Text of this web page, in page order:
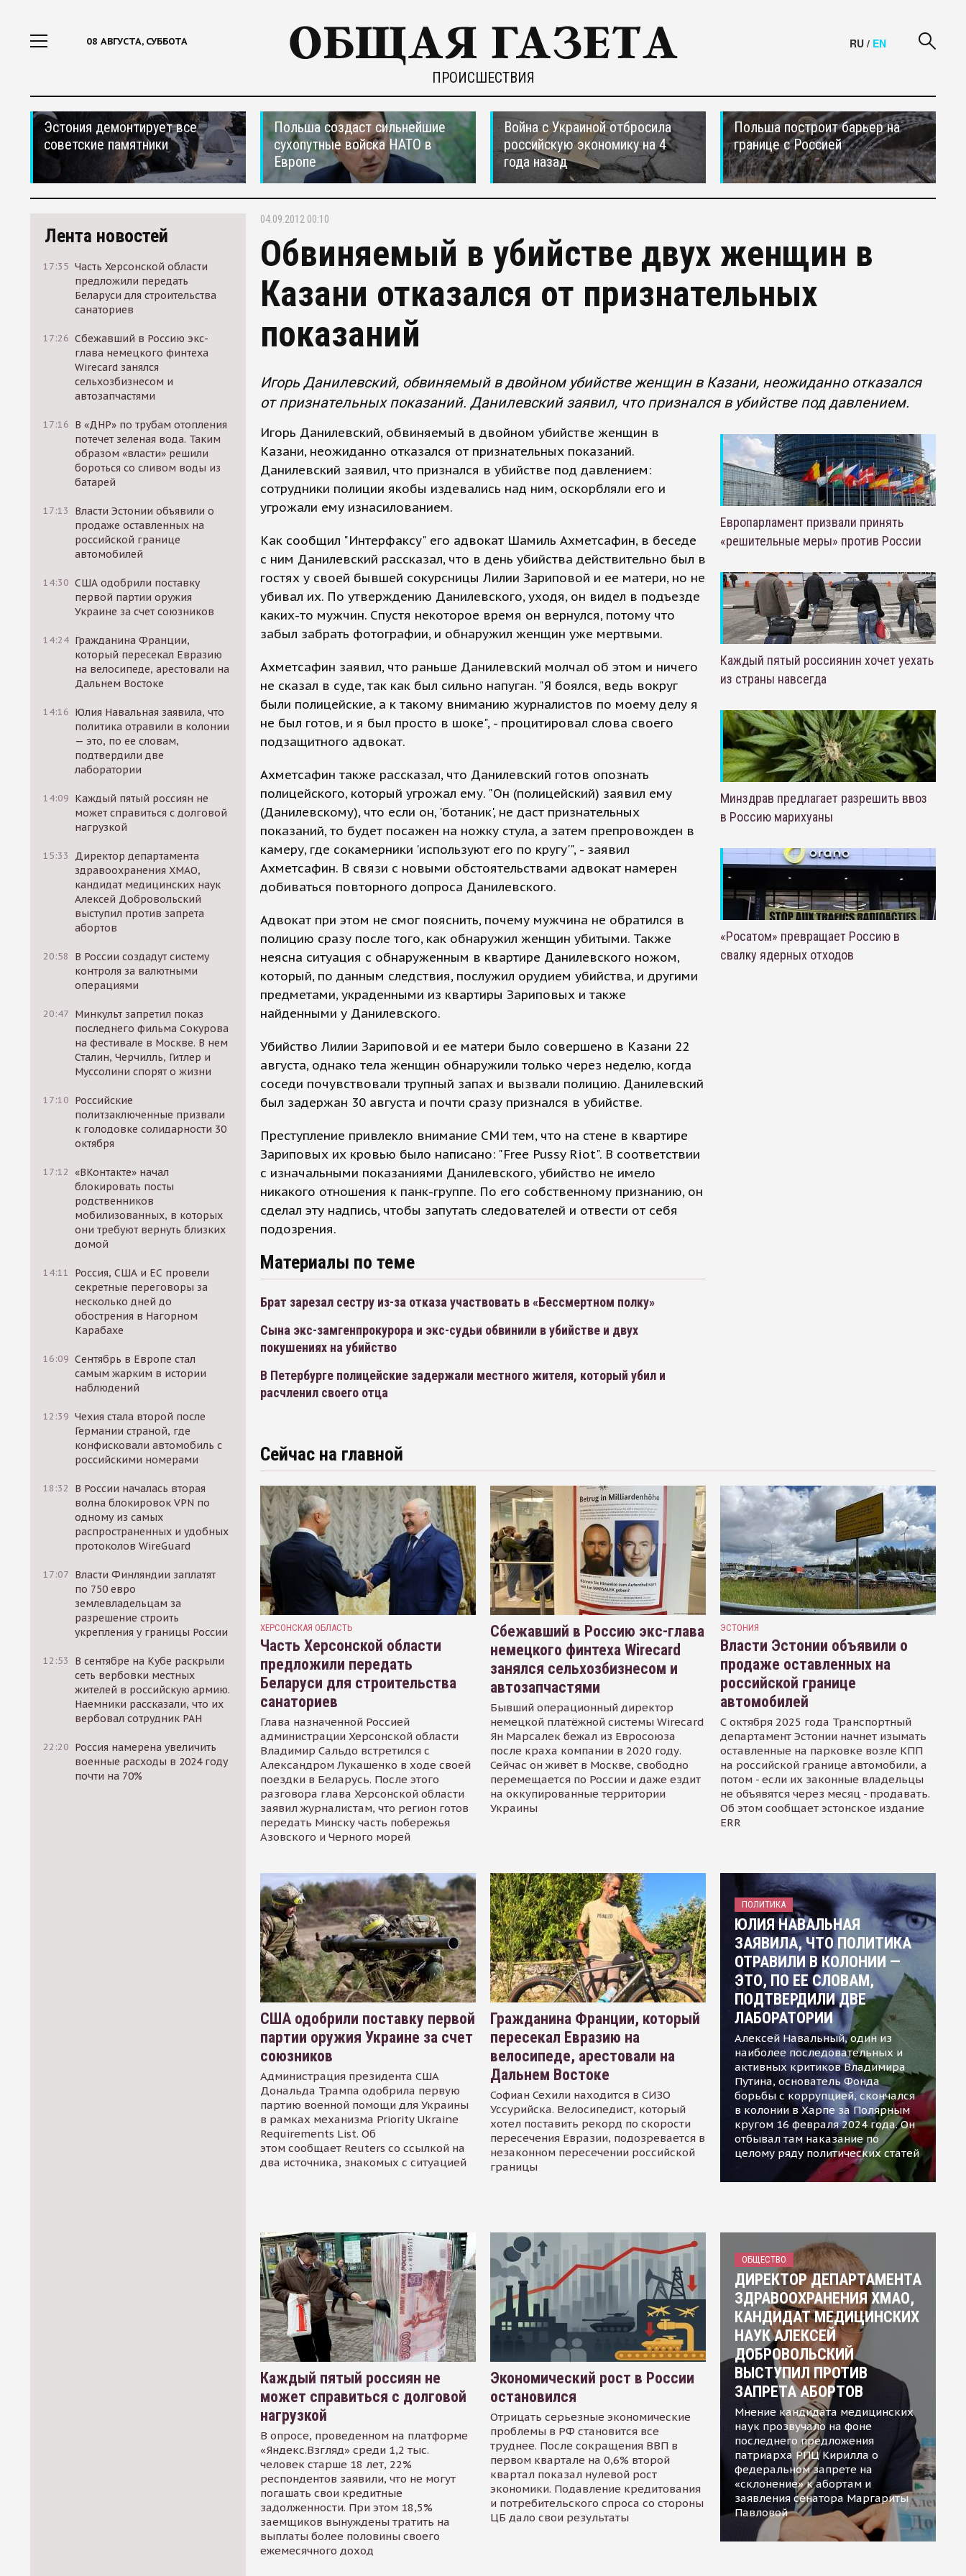
08 АВГУСТА, СУББОТА
ПРОИСШЕСТВИЯ
RU / EN
Эстония демонтирует все
советские памятники
Польша создаст сильнейшие
сухопутные войска НАТО в
Европе
Война с Украиной отбросила
российскую экономику на 4
года назад
Польша построит барьер на
границе с Россией
Лента новостей
17:35 Часть Херсонской области
предложили передать
Беларуси для строительства
санаториев
17:26 Сбежавший в Россию экс-
глава немецкого финтеха
Wirecard занялся
сельхозбизнесом и
автозапчастями
17:16 В «ДНР» по трубам отопления
потечет зеленая вода. Таким
образом «власти» решили
бороться со сливом воды из
батарей
17:13
Власти Эстонии объявили о
продаже оставленных на
российской границе
автомобилей
14:30 США одобрили поставку
первой партии оружия
Украине за счет союзников
14:24 Гражданина Франции,
который пересекал Евразию
на велосипеде, арестовали на
Дальнем Востоке
14:16 Юлия Навальная заявила, что
политика отравили в колонии
— это, по ее словам,
подтвердили две
лаборатории
14:09 Каждый пятый россиян не
может справиться с долговой
нагрузкой
15:33
Директор департамента
здравоохранения ХМАО,
кандидат медицинских наук
Алексей Добровольский
выступил против запрета
абортов
20:58
В России создадут систему
контроля за валютными
операциями
20:47 Минкульт запретил показ
последнего фильма Сокурова
на фестивале в Москве. В нем
Сталин, Черчилль, Гитлер и
Муссолини спорят о жизни
17:10 Российские
политзаключенные призвали
к голодовке солидарности 30
октября
17:12 «ВКонтакте» начал
блокировать посты
родственников
мобилизованных, в которых
они требуют вернуть близких
домой
14:11
Россия, США и ЕС провели
секретные переговоры за
несколько дней до
обострения в Нагорном
Карабахе
16:09 Сентябрь в Европе стал
самым жарким в истории
наблюдений
12:39 Чехия стала второй после
Германии страной, где
конфисковали автомобиль с
российскими номерами
18:32
В России началась вторая
волна блокировок VPN по
одному из самых
распространенных и удобных
протоколов WireGuard
17:07 Власти Финляндии заплатят
по 750 евро
землевладельцам за
разрешение строить
укрепления у границы России
12:53
В сентябре на Кубе раскрыли
сеть вербовки местных
жителей в российскую армию.
Наемники рассказали, что их
вербовал сотрудник РАН
22:20 Россия намерена увеличить
военные расходы в 2024 году
почти на 70%
04.09.2012 00:10
Обвиняемый в убийстве двух женщин в
Казани отказался от признательных
показаний
Игорь Данилевский, обвиняемый в двойном убийстве женщин в Казани, неожиданно отказался
от признательных показаний. Данилевский заявил, что признался в убийстве под давлением.
Игорь Данилевский, обвиняемый в двойном убийстве женщин в
Казани, неожиданно отказался от признательных показаний.
Данилевский заявил, что признался в убийстве под давлением:
сотрудники полиции якобы издевались над ним, оскорбляли его и
угрожали ему изнасилованием.
Как сообщил "Интерфаксу" его адвокат Шамиль Ахметсафин, в беседе
с ним Данилевский рассказал, что в день убийства действительно был в
гостях у своей бывшей сокурсницы Лилии Зариповой и ее матери, но не
убивал их. По утверждению Данилевского, уходя, он видел в подъезде
каких-то мужчин. Спустя некоторое время он вернулся, потому что
забыл забрать фотографии, и обнаружил женщин уже мертвыми.
Ахметсафин заявил, что раньше Данилевский молчал об этом и ничего
не сказал в суде, так как был сильно напуган. "Я боялся, ведь вокруг
были полицейские, а к такому вниманию журналистов по моему делу я
не был готов, и я был просто в шоке", - процитировал слова своего
подзащитного адвокат.
Ахметсафин также рассказал, что Данилевский готов опознать
полицейского, который угрожал ему. "Он (полицейский) заявил ему
(Данилевскому), что если он, 'ботаник', не даст признательных
показаний, то будет посажен на ножку стула, а затем препровожден в
камеру, где сокамерники 'используют его по кругу'", - заявил
Ахметсафин. В связи с новыми обстоятельствами адвокат намерен
добиваться повторного допроса Данилевского.
Адвокат при этом не смог пояснить, почему мужчина не обратился в
полицию сразу после того, как обнаружил женщин убитыми. Также
неясна ситуация с обнаруженным в квартире Данилевского ножом,
который, по данным следствия, послужил орудием убийства, и другими
предметами, украденными из квартиры Зариповых и также
найденными у Данилевского.
Убийство Лилии Зариповой и ее матери было совершено в Казани 22
августа, однако тела женщин обнаружили только через неделю, когда
соседи почувствовали трупный запах и вызвали полицию. Данилевский
был задержан 30 августа и почти сразу признался в убийстве.
Преступление привлекло внимание СМИ тем, что на стене в квартире
Зариповых их кровью было написано: "Free Pussy Riot". В соответствии
с изначальными показаниями Данилевского, убийство не имело
никакого отношения к панк-группе. По его собственному признанию, он
сделал эту надпись, чтобы запутать следователей и отвести от себя
подозрения.
Материалы по теме
Брат зарезал сестру из-за отказа участвовать в «Бессмертном полку»
Сына экс-замгенпрокурора и экс-судьи обвинили в убийстве и двух
покушениях на убийство
В Петербурге полицейские задержали местного жителя, который убил и
расчленил своего отца
Европарламент призвали принять
«решительные меры» против России
Каждый пятый россиянин хочет уехать
из страны навсегда
Минздрав предлагает разрешить ввоз
в Россию марихуаны
«Росатом» превращает Россию в
свалку ядерных отходов
Сейчас на главной
ХЕРСОНСКАЯ ОБЛАСТЬ
Часть Херсонской области
предложили передать
Беларуси для строительства
санаториев
Глава назначенной Россией
администрации Херсонской области
Владимир Сальдо встретился с
Александром Лукашенко в ходе своей
поездки в Беларусь. После этого
разговора глава Херсонской области
заявил журналистам, что регион готов
передать Минску часть побережья
Азовского и Черного морей
Сбежавший в Россию экс-глава
немецкого финтеха Wirecard
занялся сельхозбизнесом и
автозапчастями
Бывший операционный директор
немецкой платёжной системы Wirecard
Ян Марсалек бежал из Евросоюза
после краха компании в 2020 году.
Сейчас он живёт в Москве, свободно
перемещается по России и даже ездит
на оккупированные территории
Украины
ЭСТОНИЯ
Власти Эстонии объявили о
продаже оставленных на
российской границе
автомобилей
С октября 2025 года Транспортный
департамент Эстонии начнет изымать
оставленные на парковке возле КПП
на российской границе автомобили, а
потом - если их законные владельцы
не объявятся через месяц - продавать.
Об этом сообщает эстонское издание
ERR
США одобрили поставку первой
партии оружия Украине за счет
союзников
Администрация президента США
Дональда Трампа одобрила первую
партию военной помощи для Украины
в рамках механизма Priority Ukraine
Requirements List. Об
этом сообщает Reuters со ссылкой на
два источника, знакомых с ситуацией
Гражданина Франции, который
пересекал Евразию на
велосипеде, арестовали на
Дальнем Востоке
Софиан Сехили находится в СИЗО
Уссурийска. Велосипедист, который
хотел поставить рекорд по скорости
пересечения Евразии, подозревается в
незаконном пересечении российской
границы
ПОЛИТИКА
ЮЛИЯ НАВАЛЬНАЯ
ЗАЯВИЛА, ЧТО ПОЛИТИКА
ОТРАВИЛИ В КОЛОНИИ —
ЭТО, ПО ЕЕ СЛОВАМ,
ПОДТВЕРДИЛИ ДВЕ
ЛАБОРАТОРИИ
Алексей Навальный, один из
наиболее последовательных и
активных критиков Владимира
Путина, основатель Фонда
борьбы с коррупцией, скончался
в колонии в Харпе за Полярным
кругом 16 февраля 2024 года. Он
отбывал там наказание по
целому ряду политических статей
Каждый пятый россиян не
может справиться с долговой
нагрузкой
В опросе, проведенном на платформе
«Яндекс.Взгляд» среди 1,2 тыс.
человек старше 18 лет, 22%
респондентов заявили, что не могут
погашать свои кредитные
задолженности. При этом 18,5%
заемщиков вынуждены тратить на
выплаты более половины своего
ежемесячного доход
Экономический рост в России
остановился
Отрицать серьезные экономические
проблемы в РФ становится все
труднее. После сокращения ВВП в
первом квартале на 0,6% второй
квартал показал нулевой рост
экономики. Подавление кредитования
и потребительского спроса со стороны
ЦБ дало свои результаты
ОБЩЕСТВО
ДИРЕКТОР ДЕПАРТАМЕНТА
ЗДРАВООХРАНЕНИЯ ХМАО,
КАНДИДАТ МЕДИЦИНСКИХ
НАУК АЛЕКСЕЙ
ДОБРОВОЛЬСКИЙ
ВЫСТУПИЛ ПРОТИВ
ЗАПРЕТА АБОРТОВ
Мнение кандидата медицинских
наук прозвучало на фоне
последнего предложения
патриарха РПЦ Кирилла о
федеральном запрете на
«склонение» к абортам и
заявления сенатора Маргариты
Павловой